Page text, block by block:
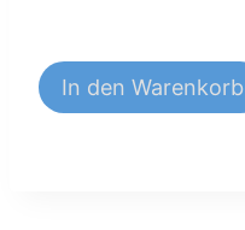
In den Warenkorb